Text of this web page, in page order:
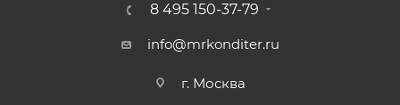
8 495 150-37-79
info@mrkonditer.ru
г. Москва